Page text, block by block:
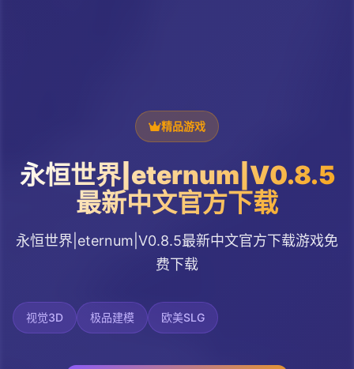
精品游戏
永恒世界|eternum|V0.8.5
最新中文官方下载
永恒世界|eternum|V0.8.5最新中文官方下载游戏免
费下载
视觉3D 极品建模 欧美SLG